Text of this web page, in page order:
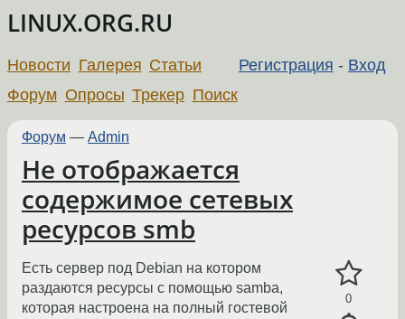
LINUX.ORG.RU
Регистрация - Вход
Новости Галерея Статьи
Форум Опросы Трекер Поиск
Форум — Admin
Не отображается
содержимое сетевых
ресурсов smb
0
Есть сервер под Debian на котором
раздаются ресурсы с помощью samba,
которая настроена на полный гостевой